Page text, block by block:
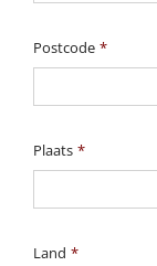
Postcode *
Plaats *
Land *